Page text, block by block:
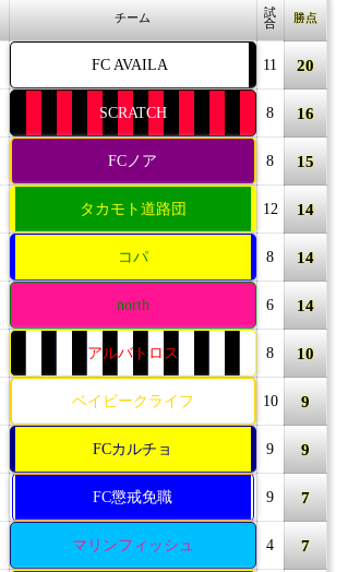
チーム
試
合
勝点
FC AVAILA 11 20
SCRATCH 8 16
FCノア 8 15
タカモト道路団 12 14
コパ 8 14
north 6 14
アルバトロス 8 10
ベイビークライフ 10 9
FCカルチョ 9 9
FC懲戒免職 9 7
マリンフィッシュ 4 7